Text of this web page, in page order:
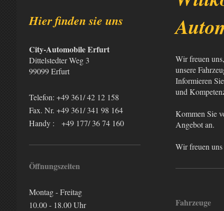
Wir freuen
unsere
Informieren
und
Kommen Sie
Angebot an.
Wir freuen
Fahrzeuge
Hier finden sie uns
City-Automobile Erfurt
Dittelstedter Weg 3
99099 Erfurt
Telefon: +49 361/ 42 12 158
Fax. Nr. +49 361/ 341 98 164
Handy : +49 177/ 36 74 160
Öffnungszeiten
Montag - Freitag
10.00 - 18.00 Uhr